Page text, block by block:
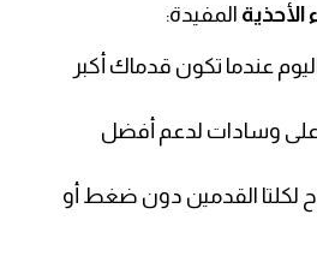
المفيدة:
عندما تكون قدماك أكبر
على وسادات لدعم أفضل
لكلتا القدمين دون ضغط أو